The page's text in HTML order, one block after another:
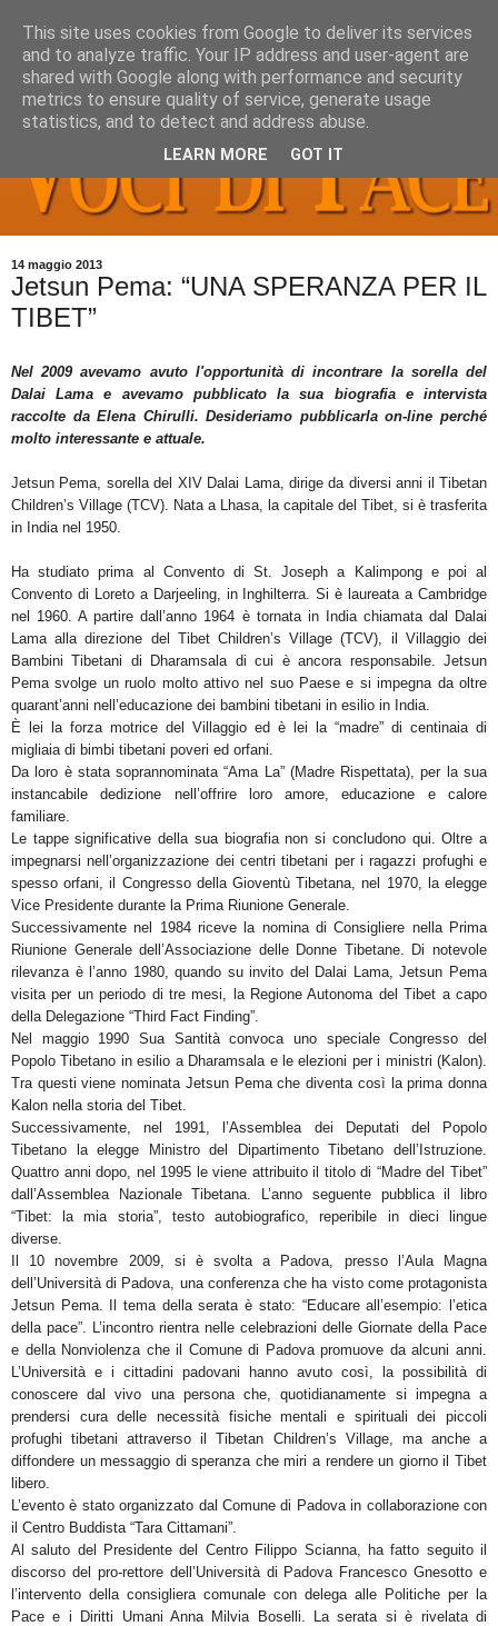
14 maggio 2013
Jetsun Pema: “UNA SPERANZA PER IL
TIBET”
Nel 2009 avevamo avuto l'opportunità di incontrare la sorella del
Dalai Lama e avevamo pubblicato la sua biografia e intervista
raccolte da Elena Chirulli. Desideriamo pubblicarlaon-line perché
molto interessante e attuale.
Jetsun Pema, sorella del XIV Dalai Lama, dirige da diversi anni il Tibetan
Children’s Village (TCV). Nata a Lhasa, la capitale del Tibet, si è trasferita
in India nel 1950.
Ha studiato prima al Convento di St. Joseph a Kalimpong e poi al
Convento di Loreto a Darjeeling, in Inghilterra. Si è laureata a Cambridge
nel 1960. A partire dall’anno 1964 è tornata in India chiamata dal Dalai
Lama alla direzione del Tibet Children’s Village (TCV), il Villaggio dei
Bambini Tibetani di Dharamsala di cui è ancora responsabile. Jetsun
Pema svolge un ruolo molto attivo nel suo Paese e si impegna da oltre
quarant’anni nell’educazione dei bambini tibetani in esilio in India.
È lei la forza motrice del Villaggio ed è lei la “madre” di centinaia di
migliaia di bimbi tibetani poveri ed orfani.
Da loro è stata soprannominata “Ama La” (Madre Rispettata), per la sua
instancabile dedizione nell’offrire loro amore, educazione e calore
familiare.
Le tappe significative della sua biografia non si concludono qui. Oltre a
impegnarsi nell’organizzazione dei centri tibetani per i ragazzi profughi e
spesso orfani, il Congresso della Gioventù Tibetana, nel 1970, la elegge
Vice Presidente durante la Prima Riunione Generale.
Successivamente nel 1984 riceve la nomina di Consigliere nella Prima
Riunione Generale dell’Associazione delle Donne Tibetane. Di notevole
rilevanza è l’anno 1980, quando su invito del Dalai Lama, Jetsun Pema
visita per un periodo di tre mesi, la Regione Autonoma del Tibet a capo
della Delegazione “Third Fact Finding”.
Nel maggio 1990 Sua Santità convoca uno speciale Congresso del
Popolo Tibetano in esilio a Dharamsala e le elezioni per i ministri (Kalon).
Tra questi viene nominata Jetsun Pema che diventa così la prima donna
Kalon nella storia del Tibet.
Successivamente, nel 1991, l’Assemblea dei Deputati del Popolo
Tibetano la elegge Ministro del Dipartimento Tibetano dell’Istruzione.
Quattro anni dopo, nel 1995 le viene attribuito il titolo di “Madre del Tibet”
dall’Assemblea Nazionale Tibetana. L’anno seguente pubblica il libro
“Tibet: la mia storia”, testo autobiografico, reperibile in dieci lingue
diverse.
Il 10 novembre 2009, si è svolta a Padova, presso l’Aula Magna
dell’Università di Padova, una conferenza che ha visto come protagonista
Jetsun Pema. Il tema della serata è stato: “Educare all’esempio: l’etica
della pace”. L’incontro rientra nelle celebrazioni delle Giornate della Pace
e della Nonviolenza che il Comune di Padova promuove da alcuni anni.
L’Università e i cittadini padovani hanno avuto così, la possibilità di
conoscere dal vivo una persona che, quotidianamente si impegna a
prendersi cura delle necessità fisiche mentali e spirituali dei piccoli
profughi tibetani attraverso il Tibetan Children’s Village, ma anche a
diffondere un messaggio di speranza che miri a rendere un giorno il Tibet
libero.
L’evento è stato organizzato dal Comune di Padova in collaborazione con
il Centro Buddista “Tara Cittamani”.
Al saluto del Presidente del Centro Filippo Scianna, ha fatto seguito il
discorso del pro-rettore dell’Università di Padova Francesco Gnesotto e
l’intervento della consigliera comunale con delega alle Politiche per la
Pace e i Diritti Umani Anna Milvia Boselli. La serata si è rivelata di
This site uses cookies from Google to deliver its services
and to analyze traffic. Your IP address and user-agent are
shared with Google along with performance and security
metrics to ensure quality of service, generate usage
statistics, and to detect and address abuse.
LEARN MORE GOT IT